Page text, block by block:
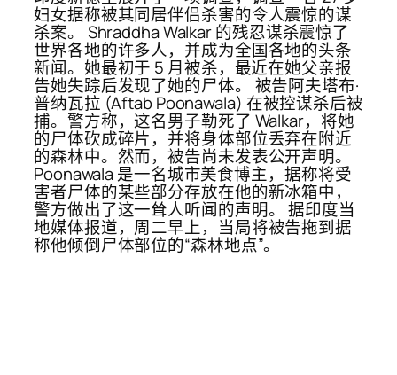
妇女据称被其同居伴侣杀害的令人震惊的谋
杀案。 Shraddha Walkar 的残忍谋杀震惊了
世界各地的许多人，并成为全国各地的头条
新闻。她最初于 5 月被杀，最近在她父亲报
告她失踪后发现了她的尸体。 被告阿夫塔布·
普纳瓦拉 (Aftab Poonawala) 在被控谋杀后被
捕。警方称，这名男子勒死了 Walkar，将她
的尸体砍成碎片，并将身体部位丢弃在附近
的森林中。然而，被告尚未发表公开声明。
Poonawala 是一名城市美食博主，据称将受
害者尸体的某些部分存放在他的新冰箱中，
警方做出了这一耸人听闻的声明。 据印度当
地媒体报道，周二早上，当局将被告拖到据
称他倾倒尸体部位的“森林地点”。